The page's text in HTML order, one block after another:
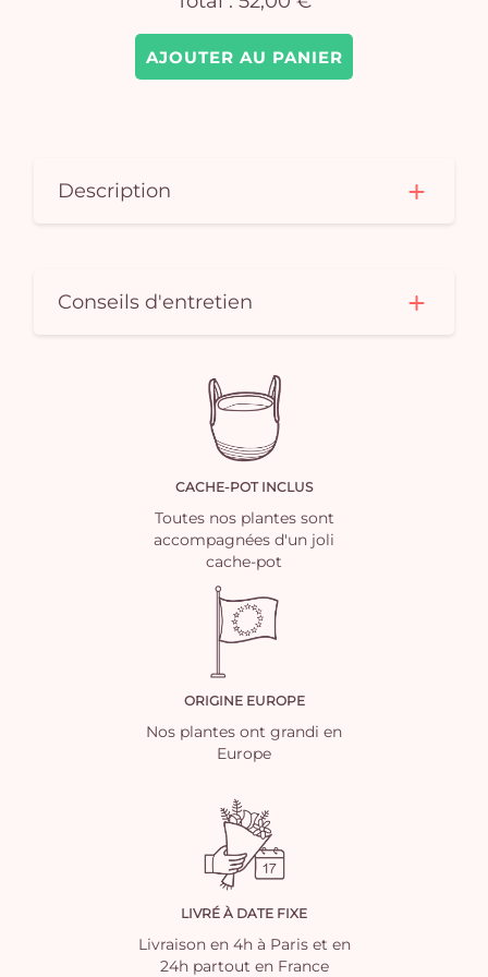
AJOUTER AU PANIER
Description
Conseils d'entretien
CACHE-POT INCLUS
Toutes nos plantes sont
accompagnées d'un joli
cache-pot
ORIGINE EUROPE
Nos plantes ont grandi en
Europe
LIVRÉ À DATE FIXE
Livraison en 4h à Paris et en
24h partout en France